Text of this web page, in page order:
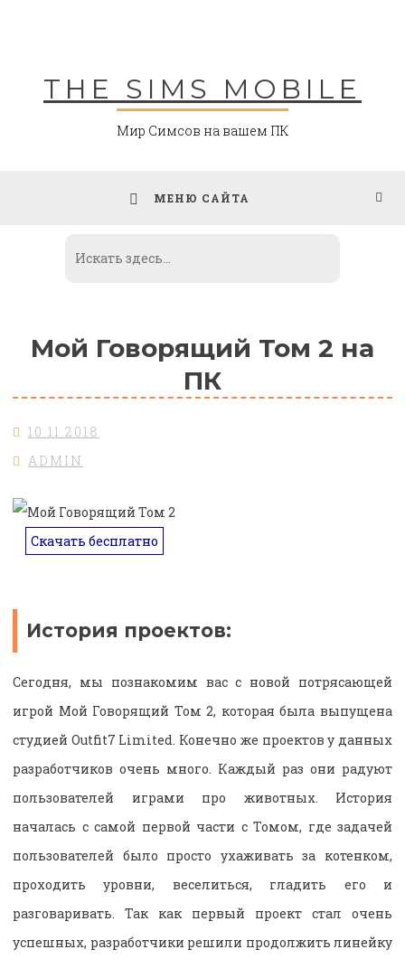
THE SIMS MOBILE
Мир Симсов на вашем ПК
МЕНЮ САЙТА
Мой Говорящий Том 2 на
ПК
10.11.2018
ADMIN
Скачать бесплатно
История проектов:
Сегодня, мы познакомим вас с новой потрясающей
игрой Мой Говорящий Том 2, которая была выпущена
студией Outfit7 Limited. Конечно же проектов у данных
разработчиков очень много. Каждый раз они радуют
пользователей играми про животных. История
началась с самой первой части с Томом, где задачей
пользователей было просто ухаживать за котенком,
проходить уровни, веселиться, гладить его и
разговаривать. Так как первый проект стал очень
успешных, разработчики решили продолжить линейку